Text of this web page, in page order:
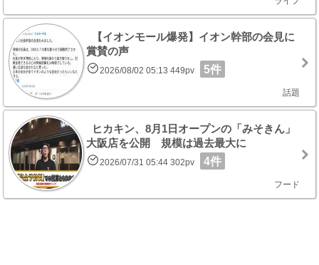
【イオンモール爆発】イオン幹部の会見に
賞賛の声
2026/08/02 05:13 449pv 5件
話題
ヒカキン、8月1日オープンの「みそきん」
大阪店を公開 規模は過去最大に
2026/07/31 05:44 302pv 4件
フード